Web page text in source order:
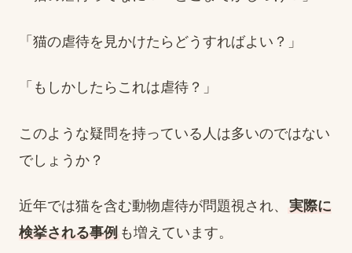
「猫の虐待を見かけたらどうすればよい？」
「もしかしたらこれは虐待？」
このような疑問を持っている人は多いのではない
でしょうか？
近年では猫を含む動物虐待が問題視され、 実際に
検挙される事例 も増えています。